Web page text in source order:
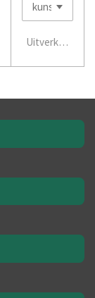
Uitverkocht